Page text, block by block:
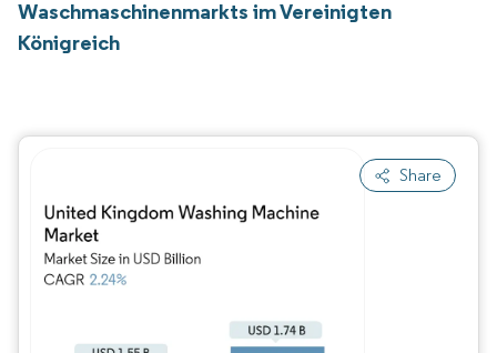
Waschmaschinenmarkts im Vereinigten
Königreich
Share